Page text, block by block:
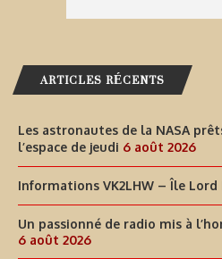
ARTICLES RÉCENTS
Les astronautes de la NASA
l’espace de jeudi 6 août 2026
Informations VK2LHW – Île Lord
Un passionné de radio mis à
6 août 2026